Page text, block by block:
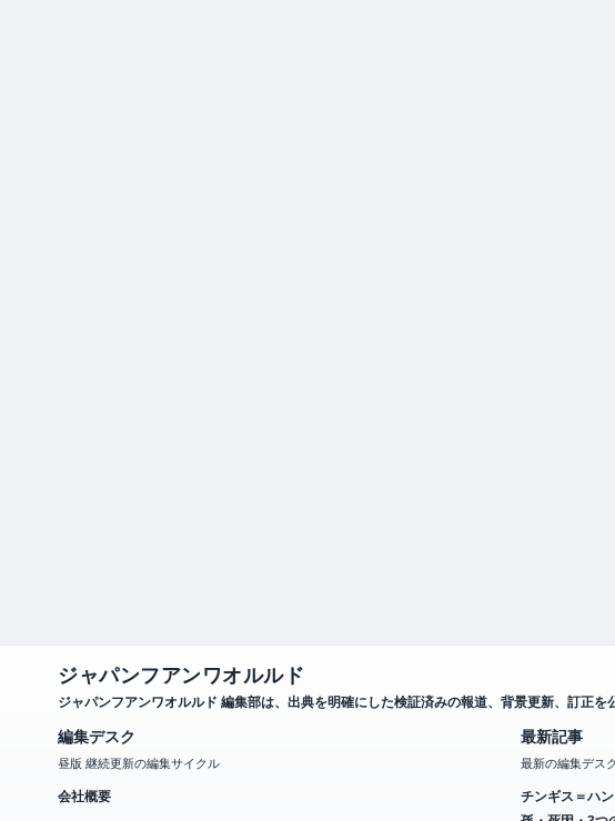
ジャパンフアンワオルルド
ジャパンフアンワオルルド 編集部は、出典を明確にした検証済みの報道、背景更新、訂正を
編集デスク
昼版 継続更新の編集サイクル
会社概要
最新記事
最新の編集デス
チンギス＝ハ